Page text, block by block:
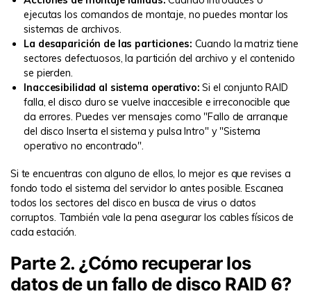
ejecutas los comandos de montaje, no puedes montar los
sistemas de archivos.
La desaparición de las particiones: Cuando la matriz tiene
sectores defectuosos, la partición del archivo y el contenido
se pierden.
Inaccesibilidad al sistema operativo: Si el conjunto RAID
falla, el disco duro se vuelve inaccesible e irreconocible que
da errores. Puedes ver mensajes como "Fallo de arranque
del disco Inserta el sistema y pulsa Intro" y "Sistema
operativo no encontrado".
Si te encuentras con alguno de ellos, lo mejor es que revises a
fondo todo el sistema del servidor lo antes posible. Escanea
todos los sectores del disco en busca de virus o datos
corruptos. También vale la pena asegurar los cables físicos de
cada estación.
Parte 2. ¿Cómo recuperar los
datos de un fallo de disco RAID 6?